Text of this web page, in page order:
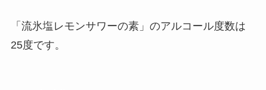
「流氷塩レモンサワーの素」のアルコール度数は
25度です。